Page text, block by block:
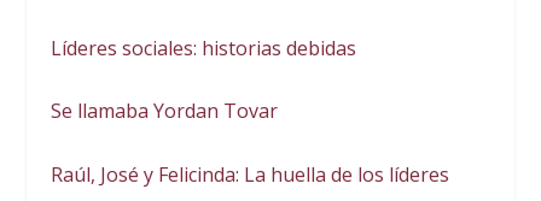
Líderes sociales: historias debidas
Se llamaba Yordan Tovar
Raúl, José y Felicinda: La huella de los líderes